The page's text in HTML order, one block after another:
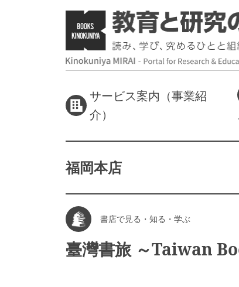
サービス案内（事業紹
介）
福岡本店
書店で見る・知る・学ぶ
臺灣書旅 ～Taiwan